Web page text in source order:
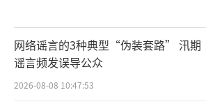
网络谣言的3种典型“伪装套路” 汛期
谣言频发误导公众
2026-08-08 10:47:53